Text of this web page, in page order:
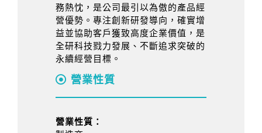
務熱忱，是公司最引以為傲的產品經
營優勢。專注創新研發導向，確實增
益並協助客戶獲致高度企業價值，是
全研科技戮力發展、不斷追求突破的
永續經營目標。
營業性質
營業性質：